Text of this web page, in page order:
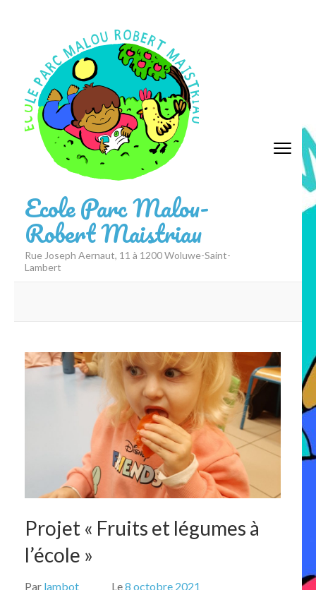
contenu
(Pressez
Entrée)
Ecole Parc Malou-
Robert Maistriau
Rue Joseph Aernaut, 11 à 1200 Woluwe-Saint-
Lambert
Projet « Fruits et légumes à
l’école »
Par lambot Le8 octobre 2021